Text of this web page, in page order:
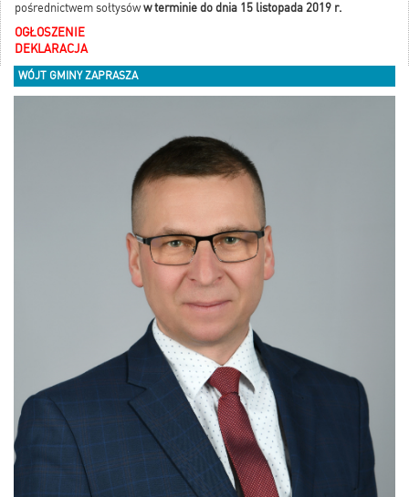
pośrednictwem sołtysóww terminie do dnia 15 listopada 2019 r.
OGŁOSZENIE
DEKLARACJA
WÓJT GMINY ZAPRASZA